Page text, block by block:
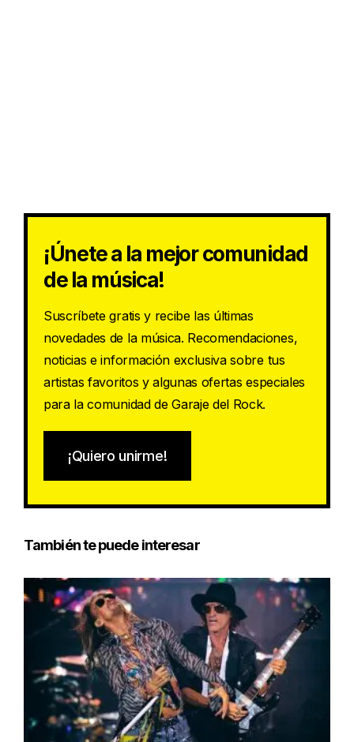
¡Únete a la mejor comunidad
de la música!
Suscríbete gratis y recibe las últimas
novedades de la música. Recomendaciones,
noticias e información exclusiva sobre tus
artistas favoritos y algunas ofertas especiales
para la comunidad de Garaje del Rock.
¡Quiero unirme!
También te puede interesar